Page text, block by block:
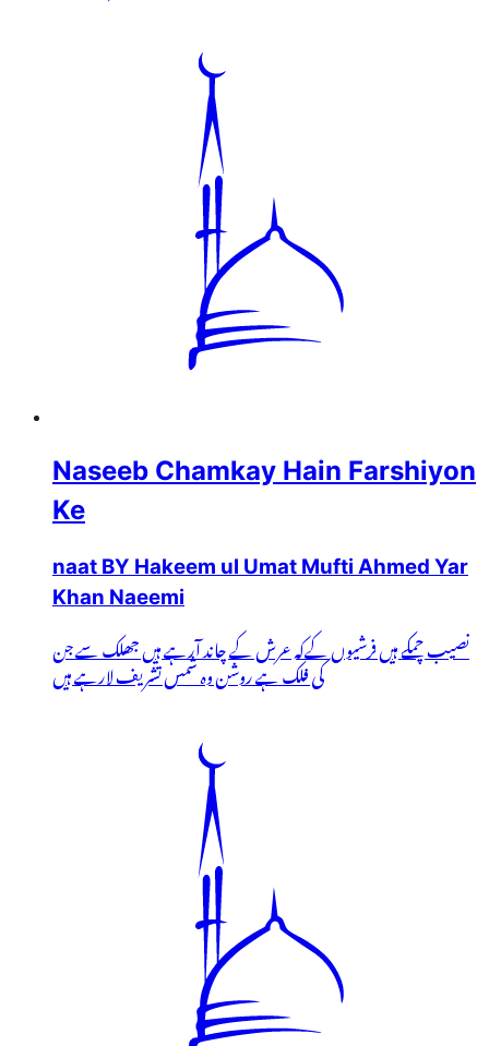
Naseeb Chamkay Hain Farshiyon
Ke
naat BY Hakeem ul Umat Mufti Ahmed Yar
Khan Naeemi
نصیب چمکے ہیں فرشیوں کےکہ عرش کے چاند آرہے ہیں جھلک سے جن
کی فلک ہے روشن وہ شمس تشریف لارہے ہیں